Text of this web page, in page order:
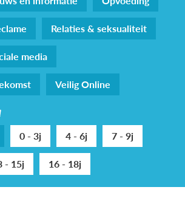
Relaties & seksualiteit
media
Veilig Online
0 - 3j 4 - 6j
7 - 9j
- 15j 16 - 18j